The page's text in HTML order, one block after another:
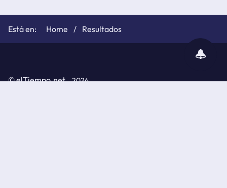
subscribir
notificaciones
Home Resultados
©elTiempo.net 2026